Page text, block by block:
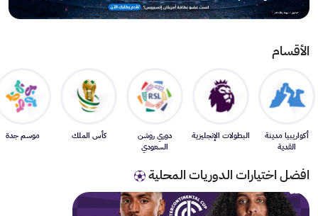
الأقسام
أكواريبيا مدينة
القدية
البطولات الإنجليزية
دوري روشن
السعودي
كأس الملك موسم جدة
افضل اختيارات الدوريات المحلية